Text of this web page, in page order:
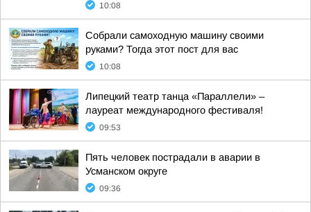
10:08
Собрали самоходную машину своими
руками? Тогда этот пост для вас
10:08
Липецкий театр танца «Параллели» –
лауреат международного фестиваля!
09:53
Пять человек пострадали в аварии в
Усманском округе
09:36